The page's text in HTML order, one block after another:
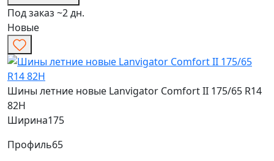
Под заказ ~2 дн.
Новые
Шины летние новые Lanvigator Comfort II 175/65 R14
82H
Ширина175
Профиль65